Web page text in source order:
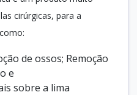
cirúrgicas, para a
de ossos; Remoção
e
sobre a lima